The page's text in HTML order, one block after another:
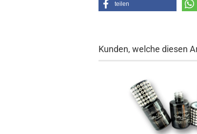
teilen
Kunden, welche diesen